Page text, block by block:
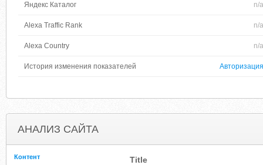
Яндекс Каталог n/a
Alexa Traffic Rank n/a
Alexa Country n/a
История изменения показателей Авторизация
АНАЛИЗ САЙТА
Контент Title